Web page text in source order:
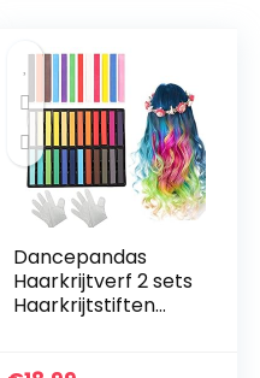
Dancepandas
Haarkrijtverf 2 sets
Haarkrijtstiften